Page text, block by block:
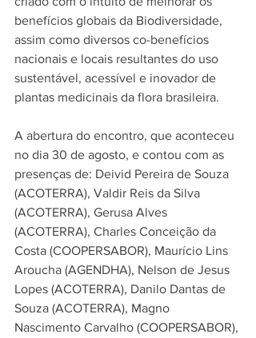
benefícios globais da Biodiversidade,
assim como diversos co-benefícios
nacionais e locais resultantes do uso
sustentável, acessível e inovador de
plantas medicinais da flora brasileira.
A abertura do encontro, que aconteceu
no dia 30 de agosto, e contou com as
presenças de: Deivid Pereira de Souza
(ACOTERRA), Valdir Reis da Silva
(ACOTERRA), Gerusa Alves
(ACOTERRA), Charles Conceição da
Costa (COOPERSABOR), Maurício Lins
Aroucha (AGENDHA), Nelson de Jesus
Lopes (ACOTERRA), Danilo Dantas de
Souza (ACOTERRA), Magno
Nascimento Carvalho (COOPERSABOR),